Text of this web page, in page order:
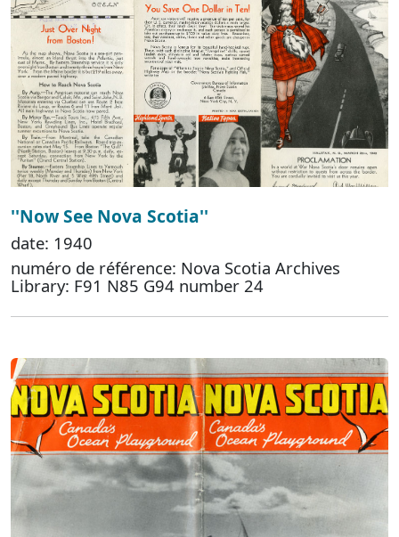
''Now See Nova Scotia''
date: 1940
numéro de référence: Nova Scotia Archives
Library: F91 N85 G94 number 24